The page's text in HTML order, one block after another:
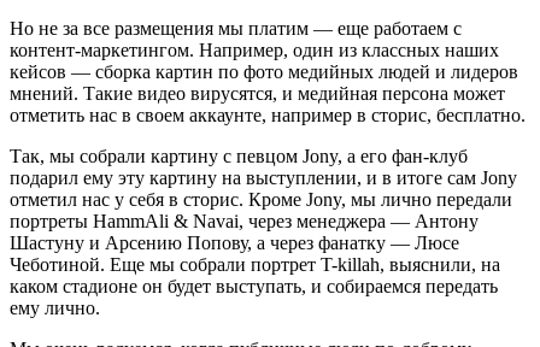
Но не за все размещения мы платим — еще работаем с
контент-маркетингом. Например, один из классных наших
кейсов — сборка картин по фото медийных людей и лидеров
мнений. Такие видео вирусятся, и медийная персона может
отметить нас в своем аккаунте, например в сторис, бесплатно.
Так, мы собрали картину с певцом Jony, а его фан-клуб
подарил ему эту картину на выступлении, и в итоге сам Jony
отметил нас у себя в сторис. Кроме Jony, мы лично передали
портреты HammAli & Navai, через менеджера — Антону
Шастуну и Арсению Попову, а через фанатку — Люсе
Чеботиной. Еще мы собрали портрет T-killah, выяснили, на
каком стадионе он будет выступать, и собираемся передать
ему лично.